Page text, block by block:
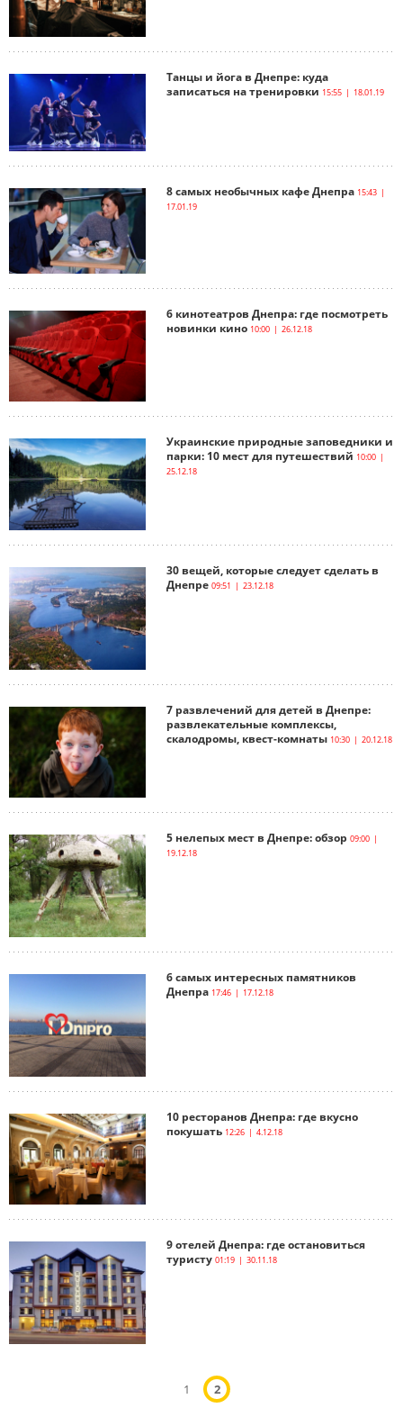
Танцы и йога в Днепре: куда
записаться на тренировки 15:55 | 18.01.19
8 самых необычных кафе Днепра 15:43 |
17.01.19
6 кинотеатров Днепра: где посмотреть
новинки кино 10:00 | 26.12.18
Украинские природные заповедники и
парки: 10 мест для путешествий 10:00 |
25.12.18
30 вещей, которые следует сделать в
Днепре 09:51 | 23.12.18
7 развлечений для детей в Днепре:
развлекательные комплексы,
скалодромы, квест-комнаты 10:30 | 20.12.18
5 нелепых мест в Днепре: обзор 09:00 |
19.12.18
6 самых интересных памятников
Днепра 17:46 | 17.12.18
10 ресторанов Днепра: где вкусно
покушать 12:26 | 4.12.18
9 отелей Днепра: где остановиться
туристу 01:19 | 30.11.18
1 2